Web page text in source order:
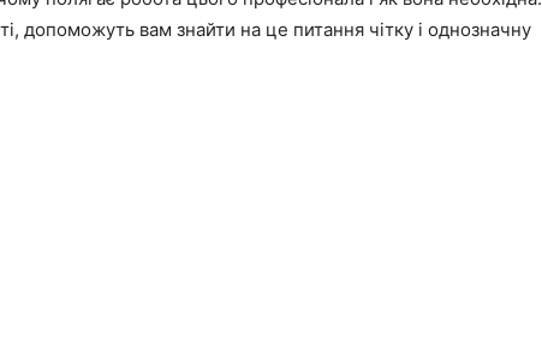
допоможуть вам знайти на це питання чітку і однозначну